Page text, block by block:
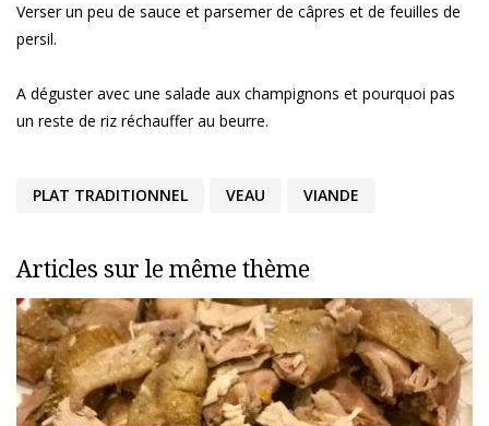
Verser un peu de sauce et parsemer de câpres et de feuilles de
persil.
A déguster avec une salade aux champignons et pourquoi pas
un reste de riz réchauffer au beurre.
PLAT TRADITIONNEL VEAU VIANDE
Articles sur le même thème